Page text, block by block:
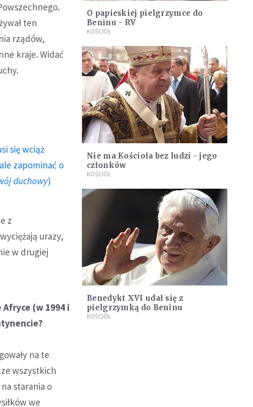
ten
rządów,
kraje. Widać
się wciąż
zapominać o
duchowy)
z
urazy,
w drugiej
(w 1994 i
na te
wszystkich
starania o
we
O papieskiej pielgrzymce do
Beninu - RV
KOŚCIÓŁ
Nie ma Kościoła bez ludzi - jego
członków
KOŚCIÓŁ
Benedykt XVI udał się z
pielgrzymką do Beninu
KOŚCIÓŁ